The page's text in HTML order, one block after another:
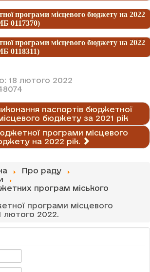
програми місцевого бюджету на 2022
0117370)
програми місцевого бюджету на 2022
0118311)
18 лютого 2022
паспортів бюджетної
бюджету за 2021 рік
програми місцевого
на 2022 рік.
Про раду
програм міського
програми місцевого
лютого 2022.